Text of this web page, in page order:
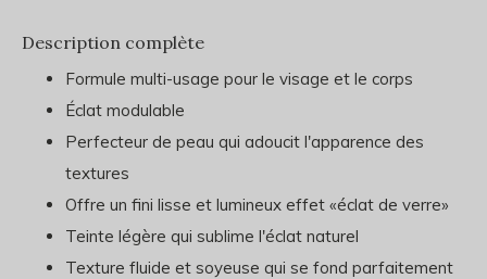
Description complète
Formule multi-usage pour le visage et le corps
Éclat modulable
Perfecteur de peau qui adoucit l'apparence des
textures
Offre un fini lisse et lumineux effet «éclat de verre»
Teinte légère qui sublime l'éclat naturel
Texture fluide et soyeuse qui se fond parfaitement